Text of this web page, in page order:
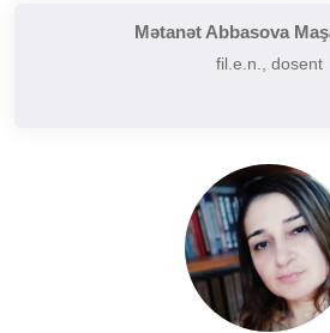
Mətanət Abbasova
fil.e.n., dosent